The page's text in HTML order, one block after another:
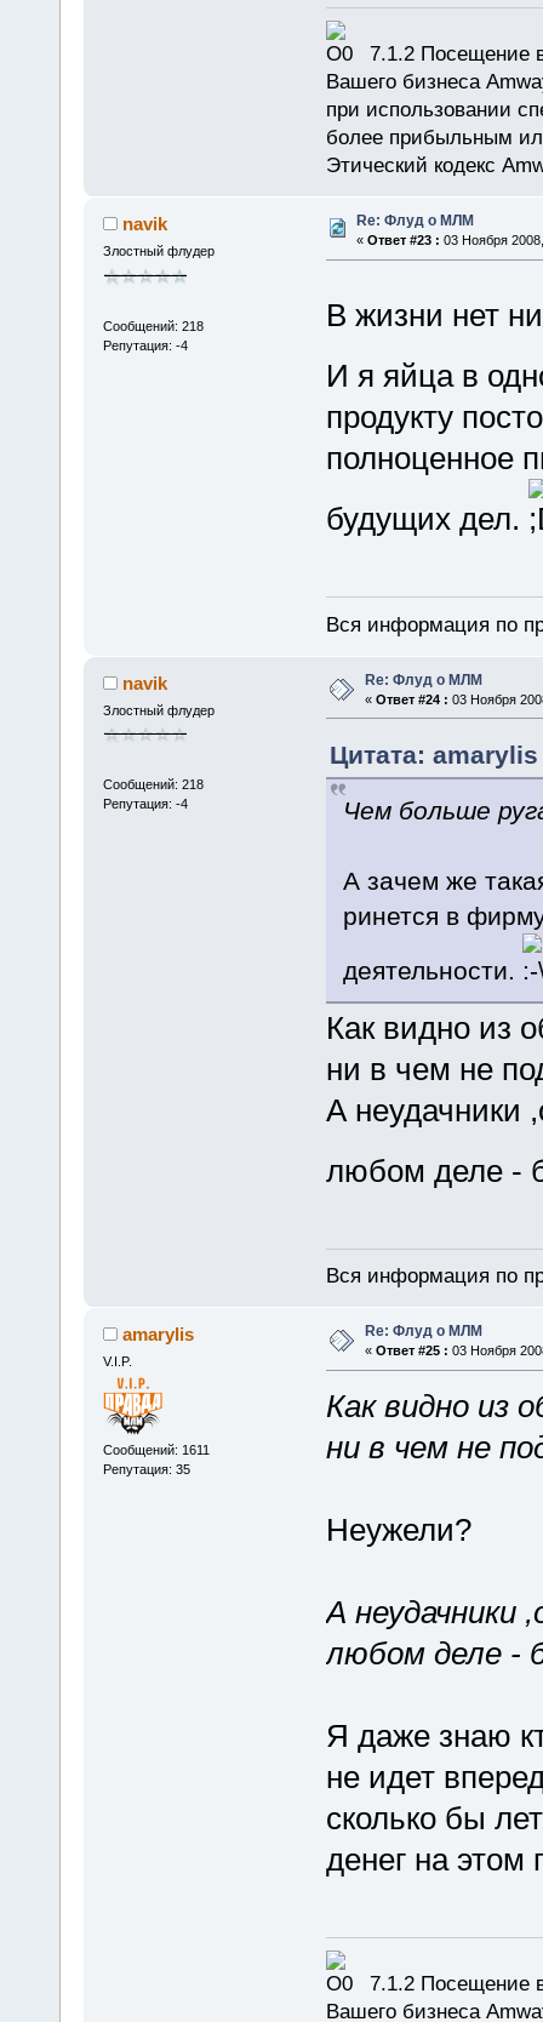
7.1.2 Посещение
Вашего бизнеса
при использовании
более прибыльным
Этический кодекс
navik
Злостный флудер
Сообщений: 218
Репутация: -4
Re: Флуд о МЛМ
« Ответ #23 : 03 Ноября
В жизни нет
И я яйца в
продукту
полноценное
будущих дел.
Вся информация по
navik
Злостный флудер
Сообщений: 218
Репутация: -4
Re: Флуд о МЛМ
« Ответ #24 : 03 Ноября
Цитата:
Чем больше
А зачем же
ринется в
деятельности.
Как видно из
ни в чем не
А неудачники
любом деле -
Вся информация по
amarylis
V.I.P.
Сообщений: 1611
Репутация: 35
Re: Флуд о МЛМ
« Ответ #25 : 03 Ноября
Как видно из
ни в чем не
Неужели?
А неудачники
любом деле -
Я даже знаю
не идет
сколько бы
денег на
7.1.2 Посещение
Вашего бизнеса